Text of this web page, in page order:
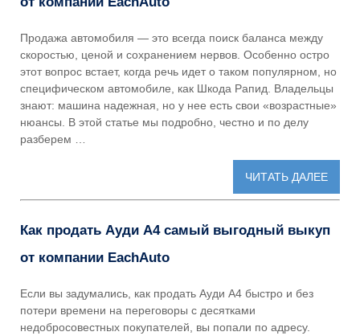
Продажа автомобиля — это всегда поиск баланса между
скоростью, ценой и сохранением нервов. Особенно остро
этот вопрос встает, когда речь идет о таком популярном, но
специфическом автомобиле, как Шкода Рапид. Владельцы
знают: машина надежная, но у нее есть свои «возрастные»
нюансы. В этой статье мы подробно, честно и по делу
разберем …
ЧИТАТЬ ДАЛЕЕ
Как продать Ауди А4 самый выгодный выкуп
от компании EachAuto
Если вы задумались, как продать Ауди А4 быстро и без
потери времени на переговоры с десятками
недобросовестных покупателей, вы попали по адресу.